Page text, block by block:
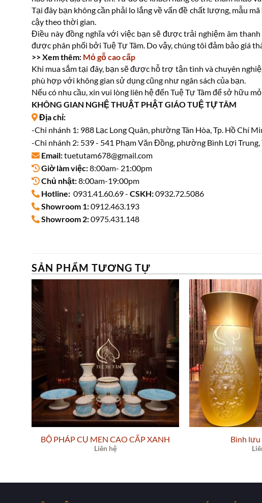
Tại đây bạn không cần phải lo lắng về vấn đề chất lượng, mẫu
cậy theo thời gian.
Điều này đồng nghĩa với việc bạn sẽ được trải nghiệm âm
được phân phối bởi Tuệ Tự Tâm. Do vậy, chúng tôi đảm bảo giá
>> Xem thêm: Mỏ gỗ cao cấp
Khi mua sắm tại đây, bạn sẽ được hỗ trợ tận tình và chuyên
phù hợp với không gian sử dụng cũng như ngân sách của bạn.
Nếu có nhu cầu, xin vui lòng liên hệ đến Tuệ Tự Tâm để sở hữu
KHÔNG GIAN NGHỆ THUẬT PHẬT GIÁO TUỆ TỰ TÂM
Địa chỉ:
-Chi nhánh 1: 988 Lạc Long Quân, phường Tân Hòa, Tp. Hồ Chí
-Chi nhánh 2: 539 - 541 Phạm Văn Đồng, phường Bình Lợi
Email:tuetutam678@gmail.com
Giờ làm việc:8:00am- 21:00pm
Chủ nhật:8:00am-19:00pm
Hotline: 0931.41.60.69 - CSKH:0932.72.5086
Showroom 1:0912.463.193
Showroom 2:0975.431.148
SẢN PHẨM TƯƠNG TỰ
BỘ PHÁP CỤ MEN CAO CẤP XANH
Liên hệ
Bình lưu